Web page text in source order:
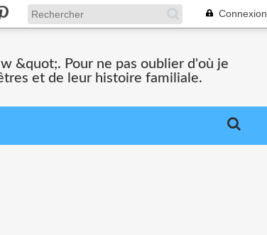
Connexion
&quot;. Pour ne pas oublier d'où je
et de leur histoire familiale.